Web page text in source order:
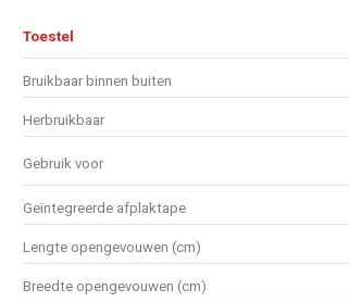
Toestel
Bruikbaar binnen buiten
Herbruikbaar
Gebruik voor
Geïntegreerde afplaktape
Lengte opengevouwen (cm)
Breedte opengevouwen (cm)